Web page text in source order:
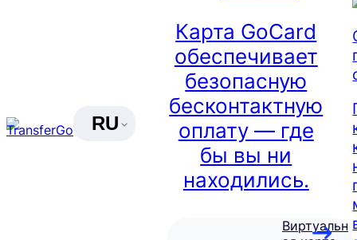
RU
Карта GoCard
обеспечивает
безопасную
бесконтактную
оплату — где
бы вы ни
находились.
Виртуальн